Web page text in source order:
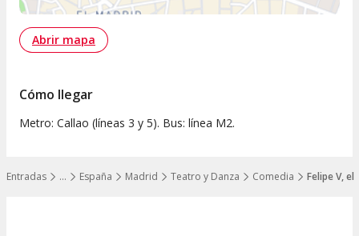
…
Mostrar todos los niveles
Entradas España Madrid Teatro y Danza Comedia Felipe V,
Abrir mapa
Cómo llegar
Metro: Callao (líneas 3 y 5). Bus: línea M2.